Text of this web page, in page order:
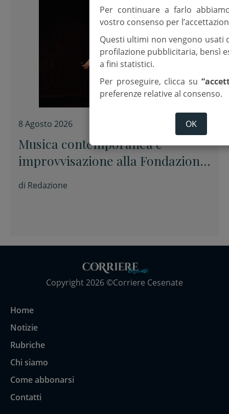
8 Agosto 2026
Musica contemporanea e
improvvisazione alla Fondazione
Tito Balestra di Longiano
di Redazione
Copyright 2026 ©Corriere Cesenate
Home
Notizie
Rubriche
Chi siamo
Come abbonarsi
Contatti
Per continuare a farlo
vostro consenso per
Questi ultimi non vengono usati
profilazione pubblicitaria, bensì
a fini statistici.
Per proseguire, clicca su
preferenze relative al consenso.
OK